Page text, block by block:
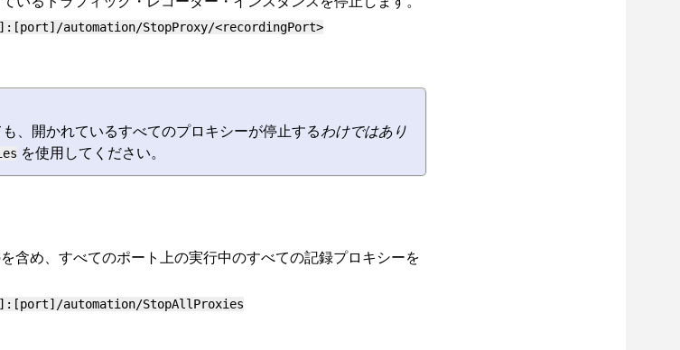
automation/StopProxy/<recordingPort>
、開かれているすべてのプロキシーが停止するわけではあり
を使用してください。
含め、すべてのポート上の実行中のすべての記録プロキシーを
automation/StopAllProxies